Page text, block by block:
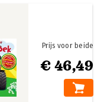
€ 46,49
Prijs voor beide